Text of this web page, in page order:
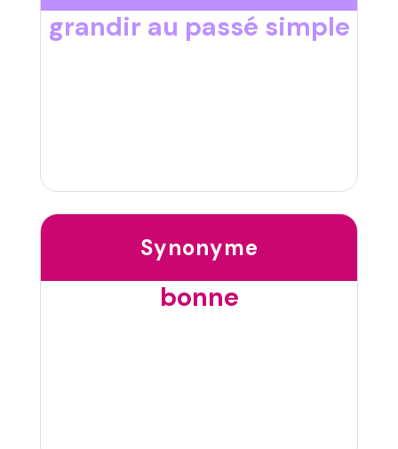
grandir au passé simple
Synonyme
bonne